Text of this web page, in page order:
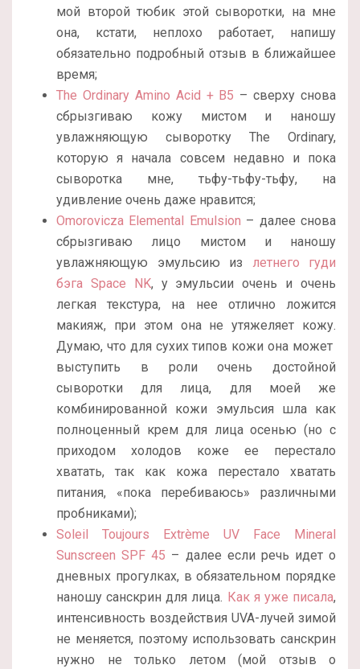
мой второй тюбик этой сыворотки, на мне
она, кстати, неплохо работает, напишу
обязательно подробный отзыв в ближайшее
время;
The Ordinary Amino Acid + B5 – сверху снова
сбрызгиваю кожу мистом и наношу
увлажняющую сыворотку The Ordinary,
которую я начала совсем недавно и пока
сыворотка мне, тьфу-тьфу-тьфу, на
удивление очень даже нравится;
Omorovicza Elemental Emulsion – далее снова
сбрызгиваю лицо мистом и наношу
увлажняющую эмульсию из летнего гуди
бэга Space NK, у эмульсии очень и очень
легкая текстура, на нее отлично ложится
макияж, при этом она не утяжеляет кожу.
Думаю, что для сухих типов кожи она может
выступить в роли очень достойной
сыворотки для лица, для моей же
комбинированной кожи эмульсия шла как
полноценный крем для лица осенью (но с
приходом холодов коже ее перестало
хватать, так как кожа перестало хватать
питания, «пока перебиваюсь» различными
пробниками);
Soleil Toujours Extrème UV Face Mineral
Sunscreen SPF 45 – далее если речь идет о
дневных прогулках, в обязательном порядке
наношу санскрин для лица. Как я уже писала,
интенсивность воздействия UVA-лучей зимой
не меняется, поэтому использовать санскрин
нужно не только летом (мой отзыв о